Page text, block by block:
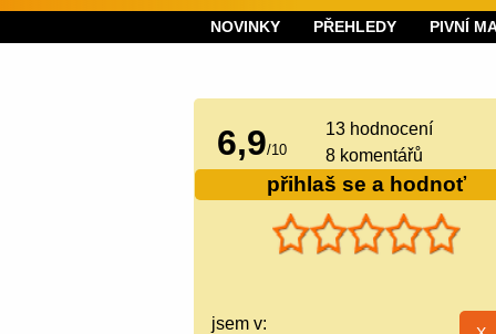
NOVINKY PŘEHLEDY PIVNÍ
6,9/10
13 hodnocení
8 komentářů
přihlaš se a hodnoť
jsem v: